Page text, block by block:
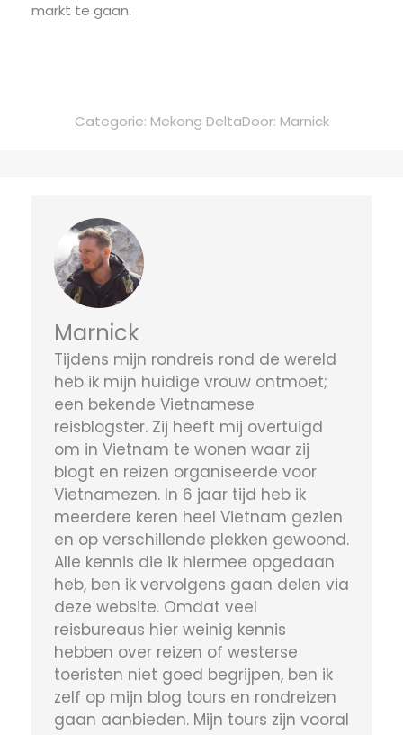
markt te gaan.
Categorie: Mekong DeltaDoor: Marnick
Marnick
Tijdens mijn rondreis rond de wereld
heb ik mijn huidige vrouw ontmoet;
een bekende Vietnamese
reisblogster. Zij heeft mij overtuigd
om in Vietnam te wonen waar zij
blogt en reizen organiseerde voor
Vietnamezen. In 6 jaar tijd heb ik
meerdere keren heel Vietnam gezien
en op verschillende plekken gewoond.
Alle kennis die ik hiermee opgedaan
heb, ben ik vervolgens gaan delen via
deze website. Omdat veel
reisbureaus hier weinig kennis
hebben over reizen of westerse
toeristen niet goed begrijpen, ben ik
zelf op mijn blog tours en rondreizen
gaan aanbieden. Mijn tours zijn vooral